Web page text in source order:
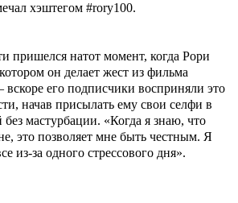
хэштегом #rory100.
пришелся натот момент, когда Рори
он делает жест из фильма
его подписчики восприняли это
начав присылать ему свои селфи в
мастурбации. «Когда я знаю, что
это позволяет мне быть честным. Я
из-за одного стрессового дня».